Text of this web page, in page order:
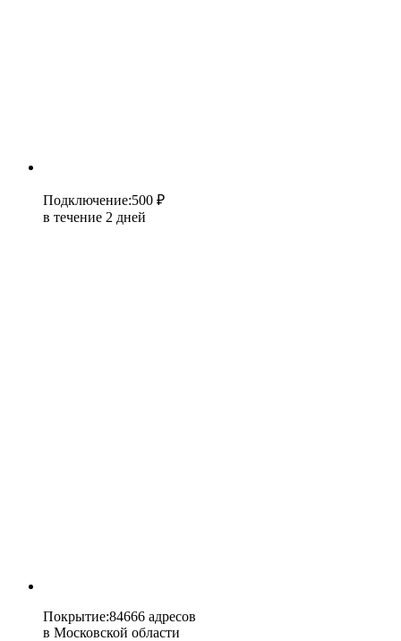
Подключение:500 ₽
в течение 2 дней
Покрытие:84666 адресов
в Московской области